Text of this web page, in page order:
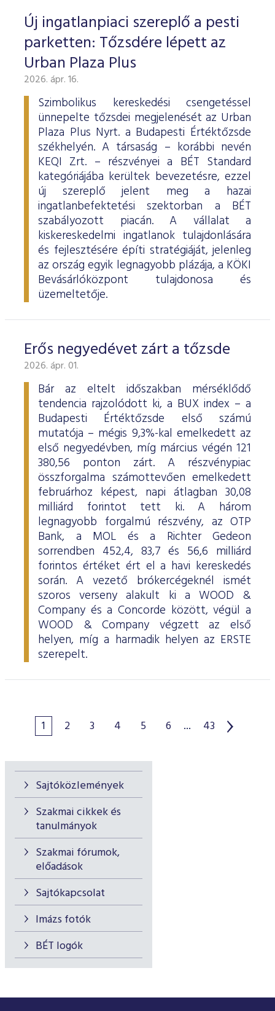
Sajtóközlemények
Szakmai cikkek és
tanulmányok
Szakmai fórumok,
előadások
Sajtókapcsolat
Imázs fotók
BÉT logók
Új ingatlanpiaci szereplő a pesti
parketten: Tőzsdére lépett az
Urban Plaza Plus
2026. ápr. 16.
Szimbolikus kereskedési csengetéssel
ünnepelte tőzsdei megjelenését az Urban
Plaza Plus Nyrt. a Budapesti Értéktőzsde
székhelyén. A társaság – korábbi nevén
KEQI Zrt. – részvényei a BÉT Standard
kategóriájába kerültek bevezetésre, ezzel
új szereplő jelent meg a hazai
ingatlanbefektetési szektorban a BÉT
szabályozott piacán. A vállalat a
kiskereskedelmi ingatlanok tulajdonlására
és fejlesztésére építi stratégiáját, jelenleg
az ország egyik legnagyobb plázája, a KÖKI
Bevásárlóközpont tulajdonosa és
üzemeltetője.
Erős negyedévet zárt a tőzsde
2026. ápr. 01.
Bár az eltelt időszakban mérséklődő
tendencia rajzolódott ki, a BUX index – a
Budapesti Értéktőzsde első számú
mutatója – mégis 9,3%-kal emelkedett az
első negyedévben, míg március végén 121
380,56 ponton zárt. A részvénypiac
összforgalma számottevően emelkedett
februárhoz képest, napi átlagban 30,08
milliárd forintot tett ki. A három
legnagyobb forgalmú részvény, az OTP
Bank, a MOL és a Richter Gedeon
sorrendben 452,4, 83,7 és 56,6 milliárd
forintos értéket ért el a havi kereskedés
során. A vezető brókercégeknél ismét
szoros verseny alakult ki a WOOD &
Company és a Concorde között, végül a
WOOD & Company végzett az első
helyen, míg a harmadik helyen az ERSTE
szerepelt.
1 2 3 4 5 6 ... 43